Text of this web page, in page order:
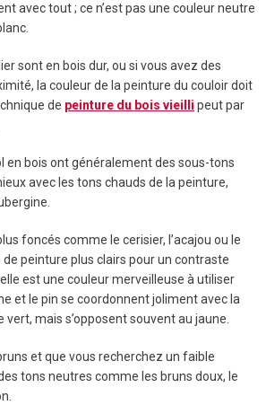
avec tout ; ce n’est pas une couleur neutre
sont en bois dur, ou si vous avez des
la couleur de la peinture du couloir doit
de peinture du bois vieilli peut par
en bois ont généralement des sous-tons
avec les tons chauds de la peinture,
foncés comme le cerisier, l’acajou ou le
peinture plus clairs pour un contraste
est une couleur merveilleuse à utiliser
et le pin se coordonnent joliment avec la
vert, mais s’opposent souvent au jaune.
et que vous recherchez un faible
tons neutres comme les bruns doux, le